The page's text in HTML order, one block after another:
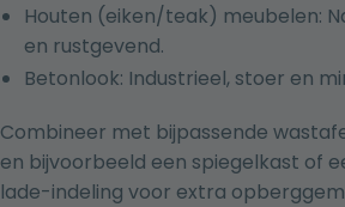
Houten (eiken/teak) meubelen:
en rustgevend.
Betonlook: Industrieel, stoer en
Combineer met bijpassende
en bijvoorbeeld een spiegelkast of
lade-indeling voor extra